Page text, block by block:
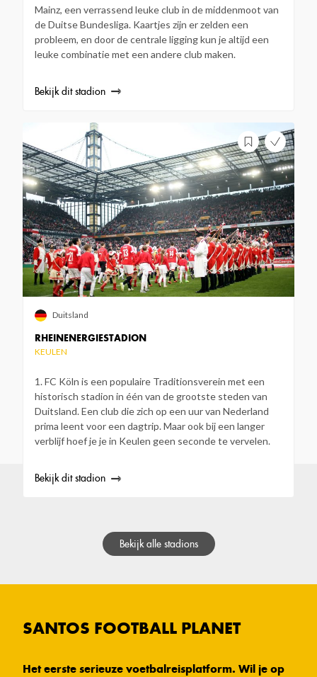
Mainz, een verrassend leuke club in de middenmoot van
de Duitse Bundesliga. Kaartjes zijn er zelden een
probleem, en door de centrale ligging kun je altijd een
leuke combinatie met een andere club maken.
Bekijk dit stadion
RHEINENERGIESTADION
KEULEN
1. FC Köln is een populaire Traditionsverein met een
historisch stadion in één van de grootste steden van
Duitsland. Een club die zich op een uur van Nederland
prima leent voor een dagtrip. Maar ook bij een langer
verblijf hoef je je in Keulen geen seconde te vervelen.
Duitsland
Bekijk dit stadion
Bekijk alle stadions
SANTOS FOOTBALL PLANET
Het eerste serieuze voetbalreisplatform. Wil je op